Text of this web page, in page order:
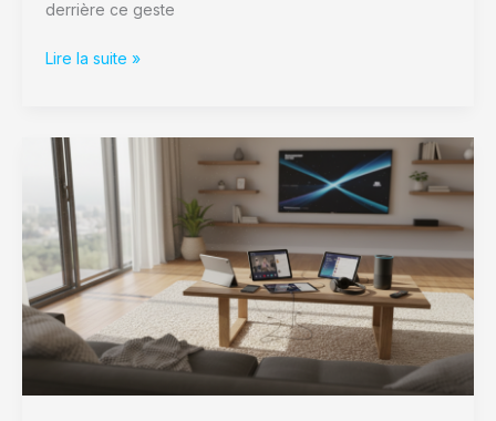
derrière ce geste
Lire la suite »
Choisir
le
meilleur
forfait
Internet
selon
vos
usages